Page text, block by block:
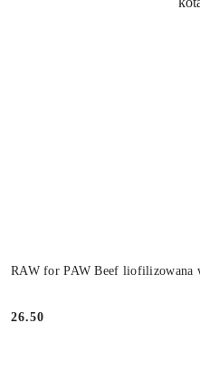
RAW for PAW Beef liofilizowana
Cena:
26.50